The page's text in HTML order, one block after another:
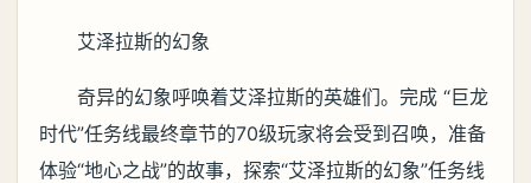
艾泽拉斯的幻象
奇异的幻象呼唤着艾泽拉斯的英雄们。完成 “巨龙
时代”任务线最终章节的70级玩家将会受到召唤，准备
体验“地心之战”的故事，探索“艾泽拉斯的幻象”任务线